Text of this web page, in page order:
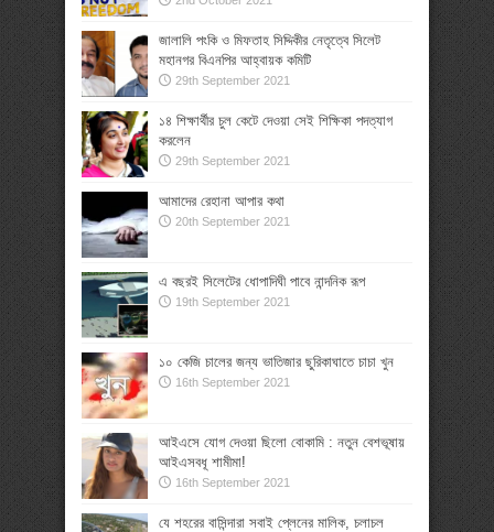
জালালি পংকি ও মিফতাহ সিদ্দিকীর নেতৃত্বে সিলেট
মহানগর বিএনপির আহ্বায়ক কমিটি
29th September 2021
১৪ শিক্ষার্থীর চুল কেটে দেওয়া সেই শিক্ষিকা পদত্যাগ
করলেন
29th September 2021
আমাদের রেহানা আপার কথা
20th September 2021
এ বছরই সিলেটের ধোপাদিঘী পাবে নান্দনিক রূপ
19th September 2021
১০ কেজি চালের জন্য ভাতিজার ছুরিকাঘাতে চাচা খুন
16th September 2021
আইএসে যোগ দেওয়া ছিলো বোকামি : নতুন বেশভূষায়
আইএসবধূ শামীমা!
16th September 2021
যে শহরের বাসিন্দারা সবাই প্লেনের মালিক, চলাচল